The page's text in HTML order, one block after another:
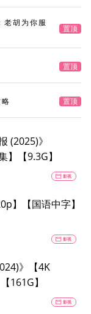
电影版
老胡为你服
置顶
置顶
置顶
(2025)》
】【9.3G】
movie 影视
】【国语中字】
movie 影视
》【4K
161G】
movie 影视